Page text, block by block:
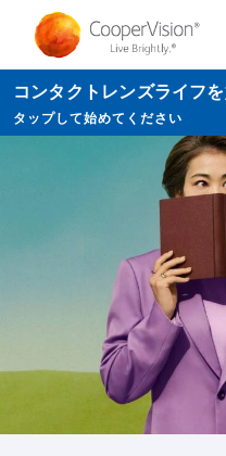
ン
コ
ン
コンタクトレンズライフ
タップして始めてください